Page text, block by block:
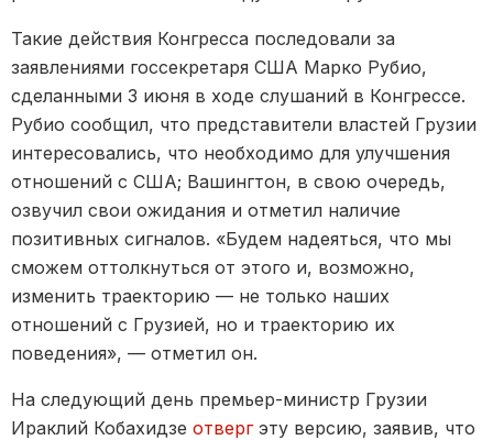
Такие действия Конгресса последовали за
заявлениями госсекретаря США Марко Рубио,
сделанными 3 июня в ходе слушаний в Конгрессе.
Рубио сообщил, что представители властей Грузии
интересовались, что необходимо для улучшения
отношений с США; Вашингтон, в свою очередь,
озвучил свои ожидания и отметил наличие
позитивных сигналов. «Будем надеяться, что мы
сможем оттолкнуться от этого и, возможно,
изменить траекторию — не только наших
отношений с Грузией, но и траекторию их
поведения», — отметил он.
На следующий день премьер-министр Грузии
Ираклий Кобахидзе отверг эту версию, заявив, что